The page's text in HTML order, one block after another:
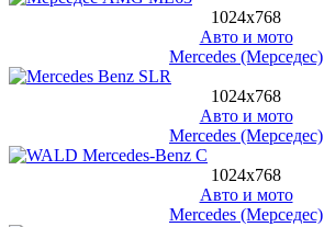
1024х768
Авто и мото
Mercedes (Мерседес)
1024х768
Авто и мото
Mercedes (Мерседес)
1024х768
Авто и мото
Mercedes (Мерседес)